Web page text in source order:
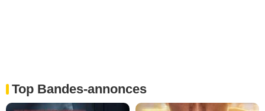
Top Bandes-annonces